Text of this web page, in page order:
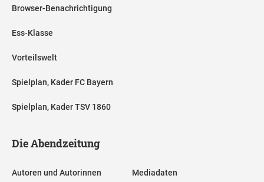
Browser-Benachrichtigung
Ess-Klasse
Vorteilswelt
Spielplan, Kader FC Bayern
Spielplan, Kader TSV 1860
Die Abendzeitung
Autoren und Autorinnen Mediadaten